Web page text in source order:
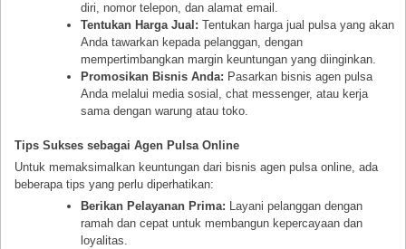
diri, nomor telepon, dan alamat email.
Tentukan Harga Jual: Tentukan harga jual pulsa yang akan
Anda tawarkan kepada pelanggan, dengan
mempertimbangkan margin keuntungan yang diinginkan.
Promosikan Bisnis Anda: Pasarkan bisnis agen pulsa
Anda melalui media sosial, chat messenger, atau kerja
sama dengan warung atau toko.
Tips Sukses sebagai Agen Pulsa Online
Untuk memaksimalkan keuntungan dari bisnis agen pulsa online, ada
beberapa tips yang perlu diperhatikan:
Berikan Pelayanan Prima: Layani pelanggan dengan
ramah dan cepat untuk membangun kepercayaan dan
loyalitas.